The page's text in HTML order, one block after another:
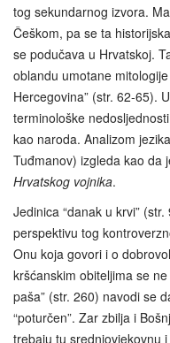
tog sekundarnog izvora.
Češkom, pa se ta
se podučava u Hrvatskoj.
oblandu umotane
Hercegovina” (str. 62-65).
terminološke
kao naroda. Analizom
Tuđmanov) izgleda kao da
Hrvatskog vojnika.
Jedinica “danak u krvi”
perspektivu tog
Onu koja govori i o
kršćanskim obiteljima se
paša” (str. 260) navodi se
“poturčen”. Zar zbilja i
trebaju tu srednjovjekovnu